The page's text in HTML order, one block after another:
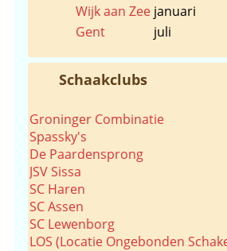
Wijk aan Zee januari
Gent
juli
Schaakclubs
Groninger Combinatie
Spassky's
De Paardensprong
JSV Sissa
SC Haren
SC Assen
SC Lewenborg
LOS (Locatie Ongebonden